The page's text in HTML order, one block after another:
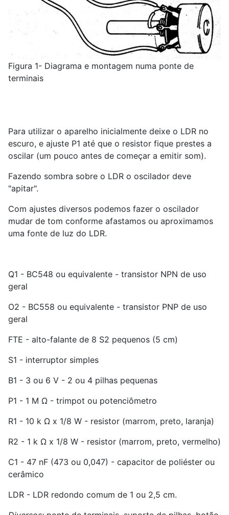
Figura 1- Diagrama e montagem numa ponte de
terminais
Para utilizar o aparelho inicialmente deixe o LDR no
escuro, e ajuste P1 até que o resistor fique prestes a
oscilar (um pouco antes de começar a emitir som).
Fazendo sombra sobre o LDR o oscilador deve
"apitar".
Com ajustes diversos podemos fazer o oscilador
mudar de tom conforme afastamos ou aproximamos
uma fonte de luz do LDR.
Q1 - BC548 ou equivalente - transistor NPN de uso
geral
O2 - BC558 ou equivalente - transistor PNP de uso
geral
FTE - alto-falante de 8 S2 pequenos (5 cm)
S1 - interruptor simples
B1 - 3 ou 6 V - 2 ou 4 pilhas pequenas
P1 - 1 M Ω - trimpot ou potenciômetro
R1 - 10 k Ω x 1/8 W - resistor (marrom, preto, laranja)
R2 - 1 k Ω x 1/8 W - resistor (marrom, preto, vermelho)
C1 - 47 nF (473 ou 0,047) - capacitor de poliéster ou
cerâmico
LDR - LDR redondo comum de 1 ou 2,5 cm.